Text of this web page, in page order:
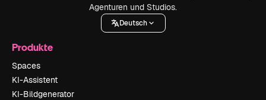
Agenturen und Studios.
Deutsch
Produkte
Spaces
KI-Assistent
KI-Bildgenerator